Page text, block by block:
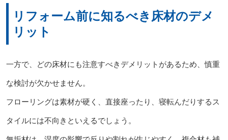
リフォーム前に知るべき床材のデメ
リット
一方で、どの床材にも注意すべきデメリットがあるため、慎重
な検討が欠かせません。
フローリングは素材が硬く、直接座ったり、寝転んだりするス
タイルには不向きといえるでしょう。